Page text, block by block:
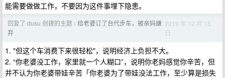
能需要做做工作，不要因为这件事埋下隐患。
回复了 dusu 创建的主题 › 给老婆订了台代步车，被亲妈嫌
弃
2019 年 12 月 15
日
1. "但这个车消费下来很轻松"，说明经济上负担不大。
2. “你老婆没工作，家里就一个人糊口”，说明你老妈感觉你辛苦，但
并不认为你老婆带娃辛苦「你老婆为了带娃没法工作，至少算是损失